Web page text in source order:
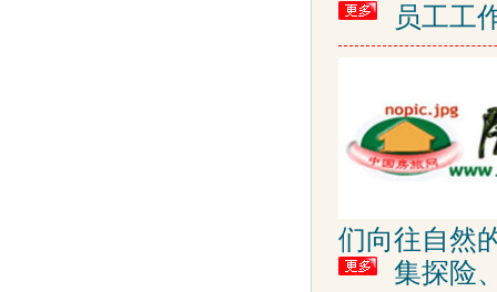
员工工
们向往自然
集探险